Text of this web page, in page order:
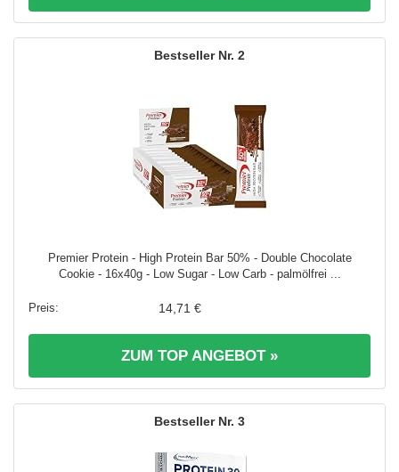
2
Premier Protein - High Protein Bar 50% - Double Chocolate
Cookie - 16x40g - Low Sugar - Low Carb - palmölfrei ...
14,71 €
ZUM TOP ANGEBOT »
3